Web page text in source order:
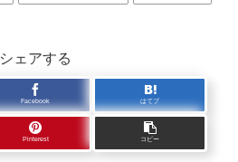
シェアする
Facebook はてブ
Pinterest コピー